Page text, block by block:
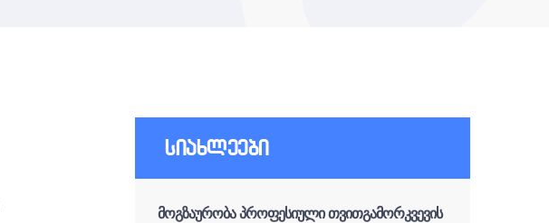
სიახლეები
მოგზაურობა პროფესიული თვითგამორკვევის